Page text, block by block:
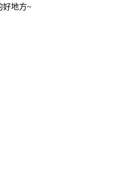
好地方~